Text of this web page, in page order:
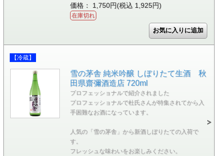
価格： 1,750円(税込 1,925円)
在庫切れ
【冷蔵】
雪の茅舎 純米吟醸 しぼりたて生酒 秋
田県齋彌酒造店 720ml
プロフェッショナルで紹介されました
プロフェッショナルで杜氏さんが特集されてから入
手困難なお酒になっています。
人気の「雪の茅舎」から新酒しぼりたての入荷で
す。
フレッシュな味わいをお楽しみください。